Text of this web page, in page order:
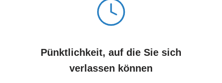
Pünktlichkeit, auf die Sie sich
verlassen können